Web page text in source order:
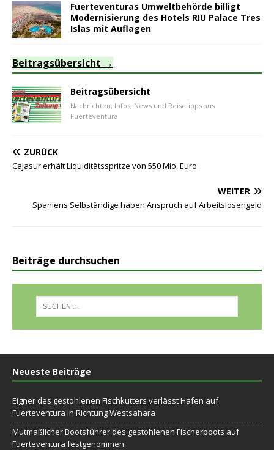
Fuerteventuras Umweltbehörde billigt
Modernisierung des Hotels RIU Palace Tres
Islas mit Auflagen
Beitragsübersicht
Beitragsübersicht
Nachrichten, Infos, News und Reisetipps aus
Fuerteventura
ZURÜCK
Cajasur erhält Liquiditätsspritze von 550 Mio. Euro
WEITER
Spaniens Selbständige haben Anspruch auf Arbeitslosengeld
Beiträge durchsuchen
Neueste Beiträge
Eigner des gestohlenen Fischkutters verlässt Hafen auf
Fuerteventura in Richtung Westsahara
Mutmaßlicher Bootsführer des gestohlenen Fischerboots auf
Fuerteventura festgenommen